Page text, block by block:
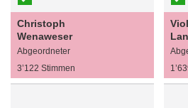
Christoph
Wenaweser
Abgeordneter
3’122 Stimmen